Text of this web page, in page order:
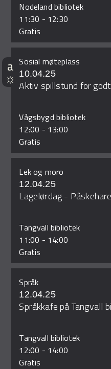
Nodeland bibliotek
11:30 - 12:30
Gratis
Sosial møteplass
10.04.25
Aktiv spillstund for
Vågsbygd bibliotek
12:00 - 13:00
Gratis
Lek og moro
12.04.25
Lagelørdag -
Tangvall bibliotek
11:00 - 14:00
Gratis
Språk
12.04.25
Språkkafe på Tangvall
Tangvall bibliotek
12:00 - 14:00
Gratis